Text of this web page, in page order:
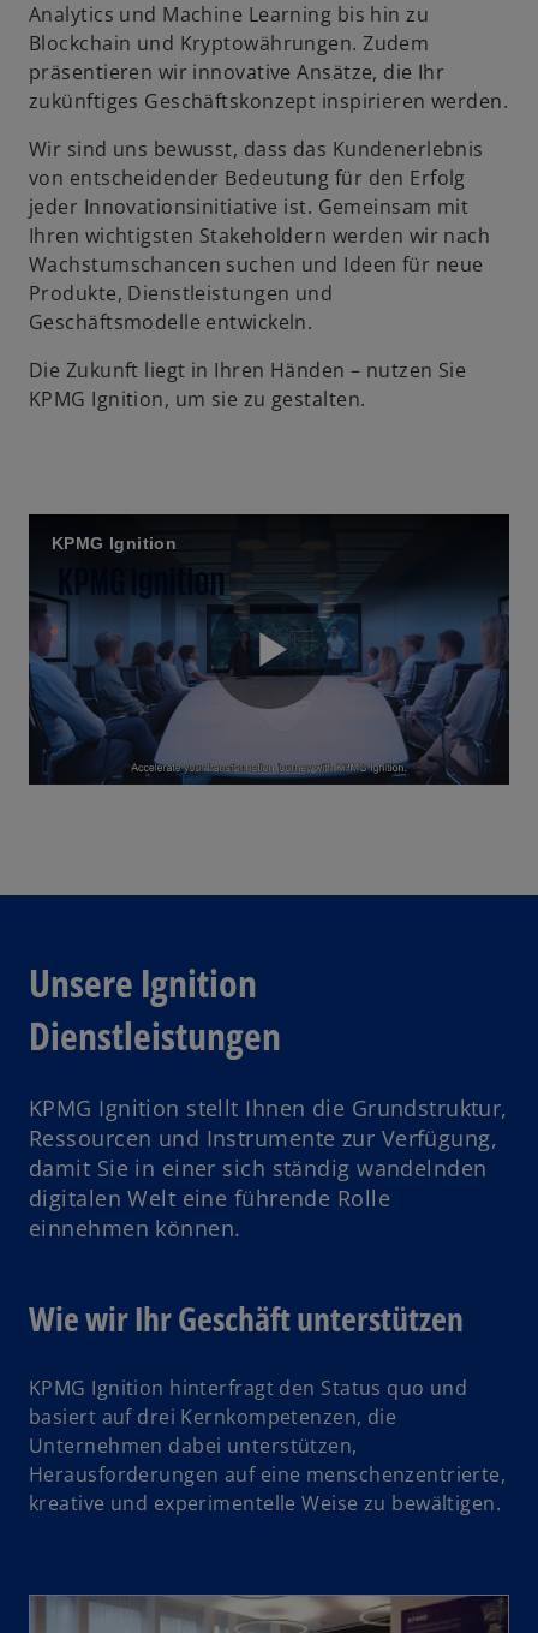
Analytics und Machine Learning bis hin zu
Blockchain und Kryptowährungen. Zudem
präsentieren wir innovative Ansätze, die Ihr
zukünftiges Geschäftskonzept inspirieren werden.
Wir sind uns bewusst, dass das Kundenerlebnis
von entscheidender Bedeutung für den Erfolg
jeder Innovationsinitiative ist. Gemeinsam mit
Ihren wichtigsten Stakeholdern werden wir nach
Wachstumschancen suchen und Ideen für neue
Produkte, Dienstleistungen und
Geschäftsmodelle entwickeln.
Die Zukunft liegt in Ihren Händen – nutzen Sie
KPMG Ignition, um sie zu gestalten.
KPMG Ignition
P
y
V
i
d
e
Unsere Ignition
Dienstleistungen
KPMG Ignition stellt Ihnen die Grundstruktur,
Ressourcen und Instrumente zur Verfügung,
damit Sie in einer sich ständig wandelnden
digitalen Welt eine führende Rolle
einnehmen können.
Wie wir Ihr Geschäft unterstützen
KPMG Ignition hinterfragt den Status quo und
basiert auf drei Kernkompetenzen, die
Unternehmen dabei unterstützen,
Herausforderungen auf eine menschenzentrierte,
kreative und experimentelle Weise zu bewältigen.